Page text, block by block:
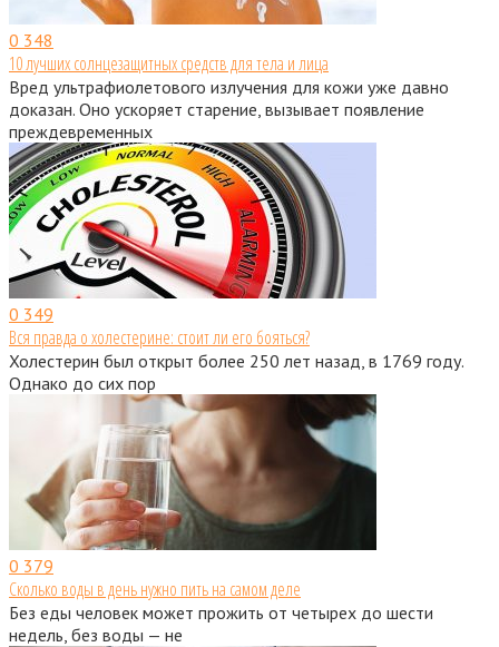
0 348
10 лучших солнцезащитных средств для тела и лица
Вред ультрафиолетового излучения для кожи уже давно
доказан. Оно ускоряет старение, вызывает появление
преждевременных
0 349
Вся правда о холестерине: стоит ли его бояться?
Холестерин был открыт более 250 лет назад, в 1769 году.
Однако до сих пор
0 379
Сколько воды в день нужно пить на самом деле
Без еды человек может прожить от четырех до шести
недель, без воды — не